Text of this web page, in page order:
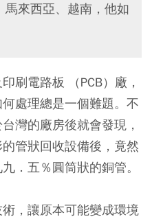
來西亞、越南，他如
刷電路板 （PCB）廠，
處理總是一個難題。不
灣的廠房後就會發現，
管狀回收設備後，竟然
．五％圓筒狀的銅管。
，讓原本可能變成環境